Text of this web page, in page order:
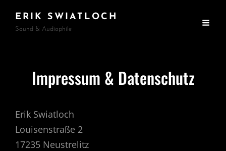
ERIK SWIATLOCH
Sound & Audiophile
Impressum & Datenschutz
Erik Swiatloch
Louisenstraße 2
17235 Neustrelitz